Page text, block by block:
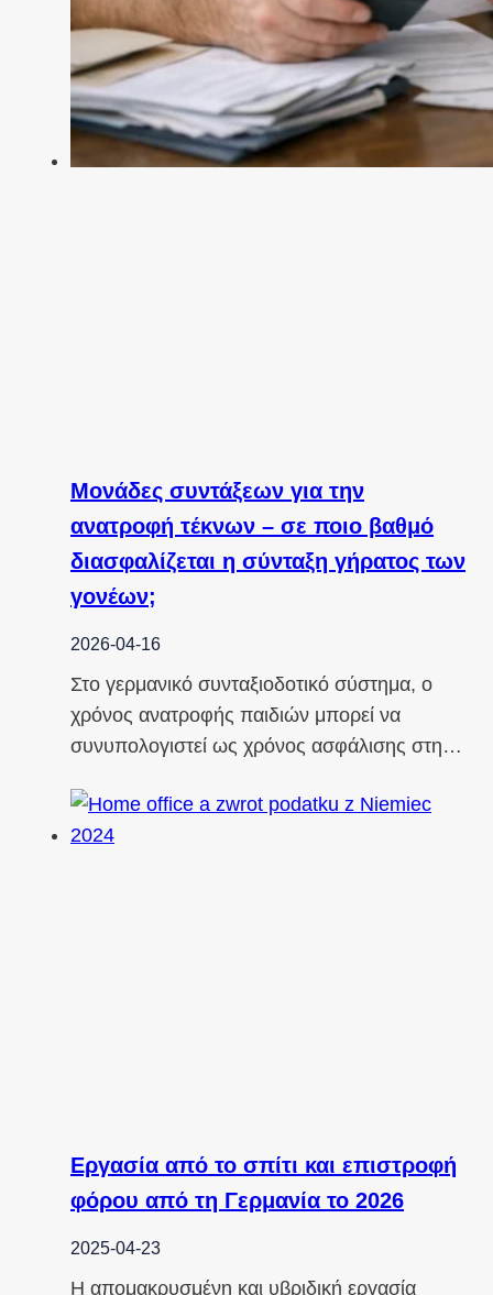
Μονάδες συντάξεων για την
ανατροφή τέκνων – σε ποιο βαθμό
διασφαλίζεται η σύνταξη γήρατος των
γονέων;
2026-04-16
Στο γερμανικό συνταξιοδοτικό σύστημα, ο
χρόνος ανατροφής παιδιών μπορεί να
συνυπολογιστεί ως χρόνος ασφάλισης στη…
Εργασία από το σπίτι και επιστροφή
φόρου από τη Γερμανία το 2026
2025-04-23
Η απομακρυσμένη και υβριδική εργασία